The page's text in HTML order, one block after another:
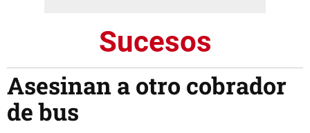
Sucesos
Asesinan a otro cobrador
de bus